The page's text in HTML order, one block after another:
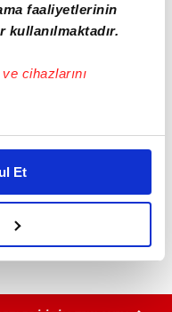
faaliyetlerinin
cihazlarını
sizlere özel
Bunu yaparken
deneyimi sunmak
adına
ve bu noktada,
noktasında tek gelir
Et